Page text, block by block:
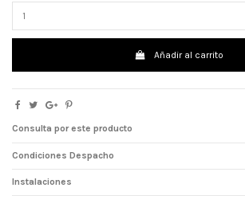
Añadir al carrito
Consulta por este producto
Condiciones Despacho
Instalaciones